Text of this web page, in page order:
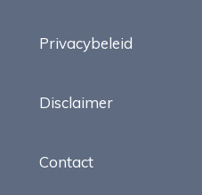
Privacybeleid
Disclaimer
Contact